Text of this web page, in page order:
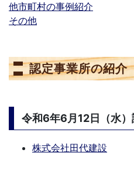
他市町村の事例紹介
その他
認定事業所の紹
令和6年6月12日（水
株式会社田代建設